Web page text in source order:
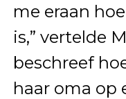
me eraan
is,” vertelde
beschreef
haar oma op